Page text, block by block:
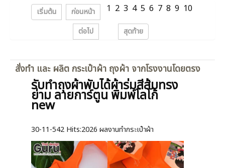
เริ่มต้น ก่อนหน้า 1 2 3 4 5 6 7 8 9 10
ต่อไป สุดท้าย
สั่งทำ และ ผลิต กระเป๋าผ้า ถุงผ้า จากโรงงานโดยตรง
รับทำถุงผ้าพับได้ผ้าร่มสีส้มทรง
ย่าม ลายการ์ตูน พิมพ์โลโก้
new
30-11-542 Hits:2026 ผลงานทำกระเป๋าผ้า